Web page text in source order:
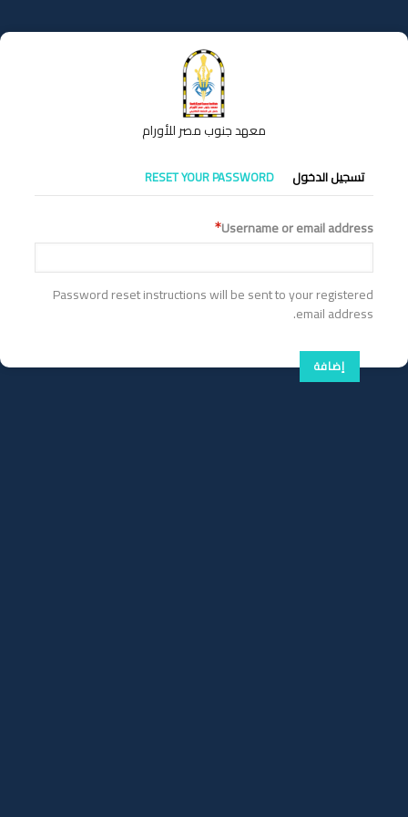
إلى
المحتوى
معهد جنوب مصر للأورام
التبويبات
الأساسية
تسجيل الدخول RESET YOUR PASSWORD
Username or email address
Password reset instructions will be sent to your registered
email address.